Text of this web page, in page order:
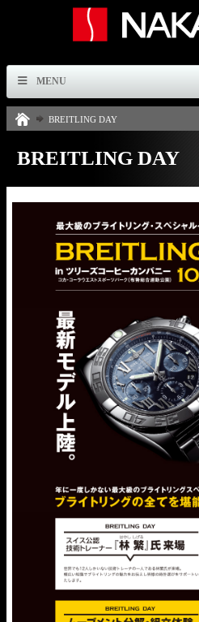
MENU
BREITLING DAY
BREITLING DAY